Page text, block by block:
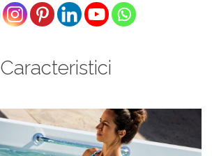
Caracteristici